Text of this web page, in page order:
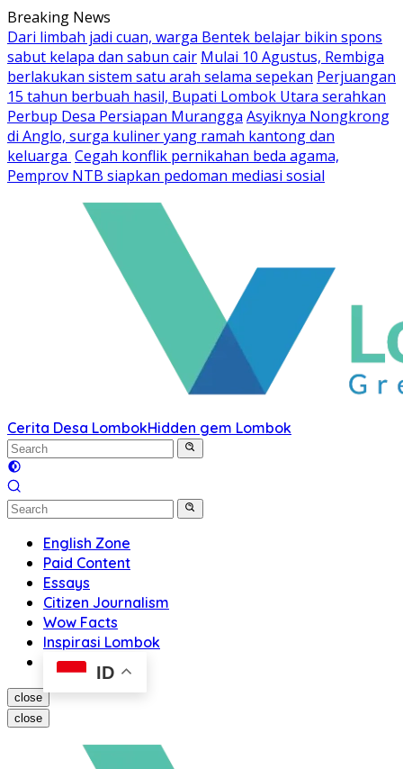
Skip
to
content
Breaking News
Dari limbah jadi cuan, warga Bentek belajar bikin spons
sabut kelapa dan sabun cair Mulai 10 Agustus, Rembiga
berlakukan sistem satu arah selama sepekan Perjuangan
15 tahun berbuah hasil, Bupati Lombok Utara serahkan
Perbup Desa Persiapan Murangga Asyiknya Nongkrong
di Anglo, surga kuliner yang ramah kantong dan
keluarga Cegah konflik pernikahan beda agama,
Pemprov NTB siapkan pedoman mediasi sosial
Cerita Desa LombokHidden gem Lombok
English Zone
Paid Content
Essays
Citizen Journalism
Wow Facts
Inspirasi Lombok
ID
close
close